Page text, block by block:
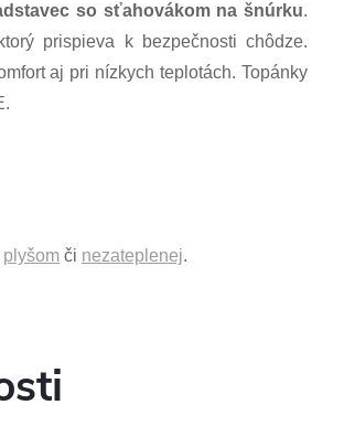
so sťahovákom na šnúrku.
prispieva k bezpečnosti chôdze.
aj pri nízkych teplotách. Topánky
plyšom či nezateplenej.